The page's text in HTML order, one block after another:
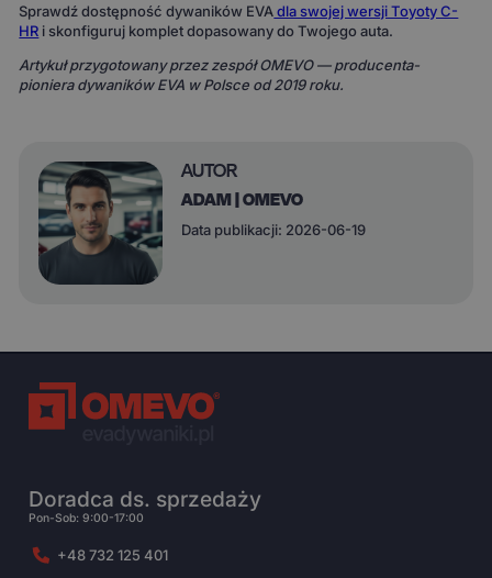
Sprawdź dostępność dywaników EVAdla swojej wersji Toyoty C-
HR i skonfiguruj komplet dopasowany do Twojego auta.
Artykuł przygotowany przez zespół OMEVO — producenta-
pioniera dywaników EVA w Polsce od 2019 roku.
AUTOR
ADAM | OMEVO
Data publikacji: 2026-06-19
Doradca ds. sprzedaży
Pon-Sob: 9:00-17:00
+48 732 125 401